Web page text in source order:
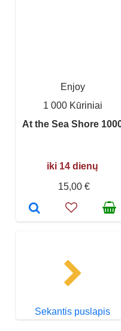
Enjoy
1 000 Kūriniai
At the Sea Shore
iki 14 dienų
15,00 €
Sekantis puslapis